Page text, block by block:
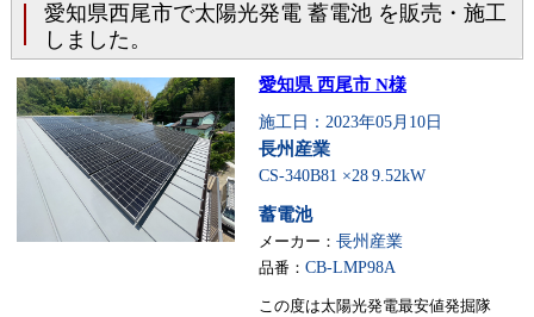
愛知県西尾市で太陽光発電 蓄電池 を販売・施工
しました。
愛知県 西尾市 N様
施工日：2023年05月10日
長州産業
CS-340B81 ×28 9.52kW
蓄電池
メーカー： 長州産業
品番： CB-LMP98A
この度は太陽光発電最安値発掘隊